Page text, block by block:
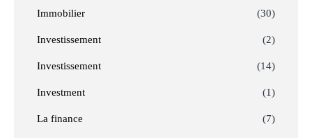
Immobilier (30)
Investissement (2)
Investissement (14)
Investment (1)
La finance (7)